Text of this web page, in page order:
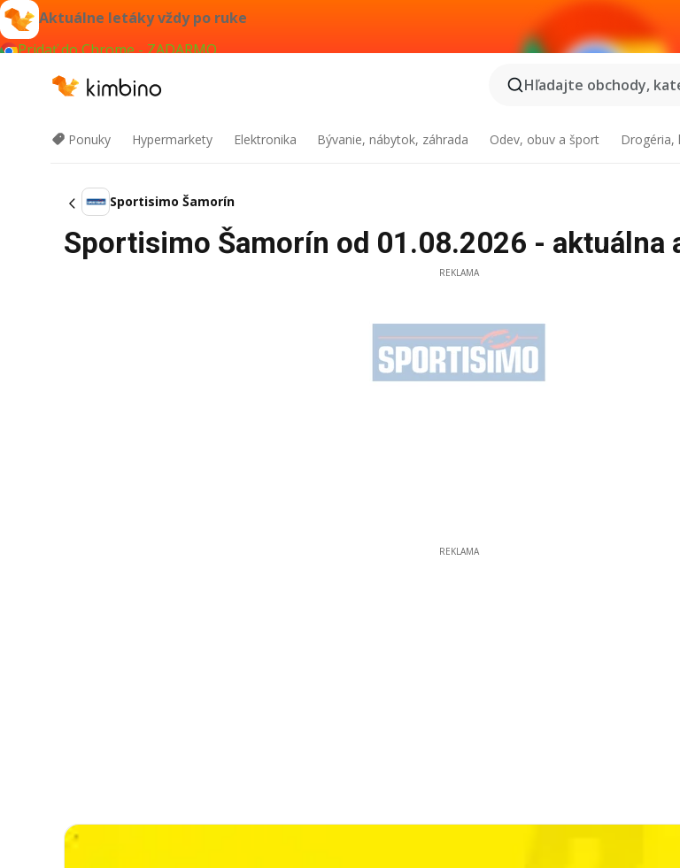
Aktuálne letáky vždy po ruke
Pridať do Chrome - ZADARMO
Hľadajte obchody,
Ponuky Hypermarkety Elektronika Bývanie, nábytok, záhrada Odev, obuv a šport Drogéria,
Sportisimo Šamorín
Sportisimo Šamorín od 01.08.2026 - aktuálna
REKLAMA
REKLAMA